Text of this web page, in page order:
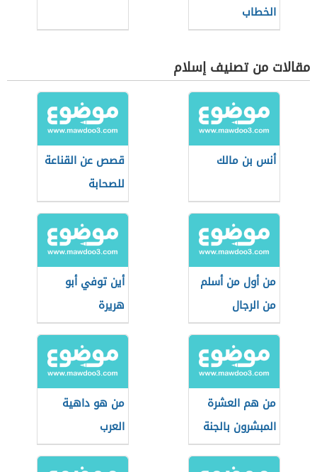
الخطاب
مقالات من تصنيف إسلام
أنس بن مالك
قصص عن القناعة
للصحابة
من أول من أسلم
من الرجال
أين توفي أبو
هريرة
من هم العشرة
المبشرون بالجنة
من هو داهية
العرب